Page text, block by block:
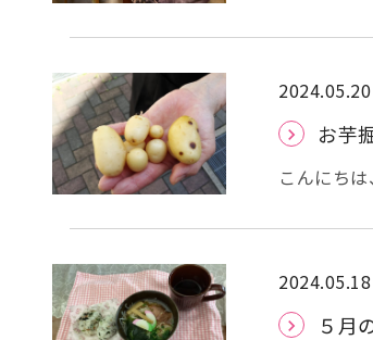
布。 指の
根からは
肩の４点も軽擦します。 最後に、
になる一
様に「綺
戸惑う様
らしさは
今日はこ
しておら
2024.05.20
お芋
こんにち
置いてあ
きだった
香寿庵 前田
2024.05.18
５月